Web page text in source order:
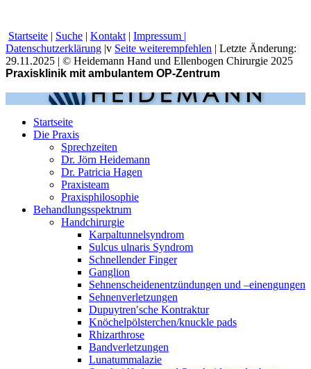
Startseite | Suche | Kontakt | Impressum |
Datenschutzerklärung |v Seite weiterempfehlen | Letzte Änderung:
29.11.2025 | © Heidemann Hand und Ellenbogen Chirurgie 2025
Praxisklinik mit ambulantem OP-Zentrum
Startseite
Die Praxis
Sprechzeiten
Dr. Jörn Heidemann
Dr. Patricia Hagen
Praxisteam
Praxisphilosophie
Behandlungsspektrum
Handchirurgie
Karpaltunnelsyndrom
Sulcus ulnaris Syndrom
Schnellender Finger
Ganglion
Sehnenscheidenentzündungen und –einengungen
Sehnenverletzungen
Dupuytren′sche Kontraktur
Knöchelpölsterchen/knuckle pads
Rhizarthrose
Bandverletzungen
Lunatummalazie